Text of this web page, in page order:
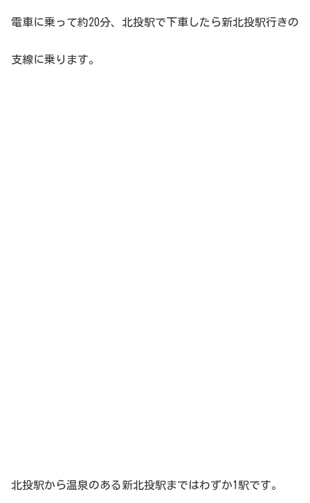
電車に乗って約20分、北投駅で下車したら新北投駅行きの
支線に乗ります。
北投駅から温泉のある新北投駅まではわずか1駅です。